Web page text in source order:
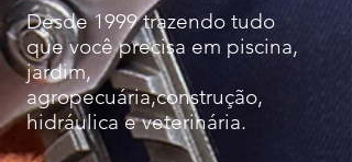
Desde 1999 trazendo tudo
que você precisa em piscina,
jardim,
agropecuária,construção,
hidráulica e veterinária.